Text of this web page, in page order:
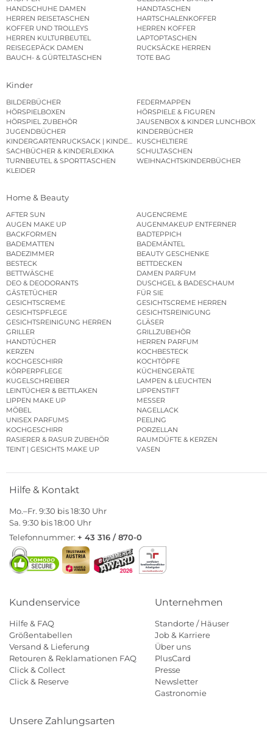
HANDSCHUHE DAMEN
HANDTASCHEN
HERREN REISETASCHEN
HARTSCHALENKOFFER
KOFFER UND TROLLEYS
HERREN KOFFER
HERREN KULTURBEUTEL
LAPTOPTASCHEN
REISEGEPÄCK DAMEN
RUCKSÄCKE HERREN
BAUCH- & GÜRTELTASCHEN
TOTE BAG
Kinder
BILDERBÜCHER
FEDERMAPPEN
HÖRSPIELBOXEN
HÖRSPIELE & FIGUREN
HÖRSPIEL ZUBEHÖR
JAUSENBOX & KINDER LUNCHBOX
JUGENDBÜCHER
KINDERBÜCHER
KINDERGARTENRUCKSACK | KINDERGARTENBEUTEL
KUSCHELTIERE
SACHBÜCHER & KINDERLEXIKA
SCHULTASCHEN
TURNBEUTEL & SPORTTASCHEN
WEIHNACHTSKINDERBÜCHER
KLEIDER
Home & Beauty
AFTER SUN
AUGENCREME
AUGEN MAKE UP
AUGENMAKEUP ENTFERNER
BACKFORMEN
BADTEPPICH
BADEMATTEN
BADEMÄNTEL
BADEZIMMER
BEAUTY GESCHENKE
BESTECK
BETTDECKEN
BETTWÄSCHE
DAMEN PARFUM
DEO & DEODORANTS
DUSCHGEL & BADESCHAUM
GÄSTETÜCHER
FÜR SIE
GESICHTSCREME
GESICHTSCREME HERREN
GESICHTSPFLEGE
GESICHTSREINIGUNG
GESICHTSREINIGUNG HERREN
GLÄSER
GRILLER
GRILLZUBEHÖR
HANDTÜCHER
HERREN PARFUM
KERZEN
KOCHBESTECK
KOCHGESCHIRR
KOCHTÖPFE
KÖRPERPFLEGE
KÜCHENGERÄTE
KUGELSCHREIBER
LAMPEN & LEUCHTEN
LEINTÜCHER & BETTLAKEN
LIPPENSTIFT
LIPPEN MAKE UP
MESSER
MÖBEL
NAGELLACK
UNISEX PARFUMS
PEELING
KOCHGESCHIRR
PORZELLAN
RASIERER & RASUR ZUBEHÖR
RAUMDÜFTE & KERZEN
TEINT | GESICHTS MAKE UP
VASEN
Hilfe & Kontakt
Mo.–Fr. 9:30 bis 18:30 Uhr
Sa. 9:30 bis 18:00 Uhr
Telefonnummer: + 43 316 / 870-0
Kundenservice
Hilfe & FAQ
Größentabellen
Versand & Lieferung
Retouren & Reklamationen FAQ
Click & Collect
Click & Reserve
Unternehmen
Standorte / Häuser
Job & Karriere
Über uns
PlusCard
Presse
Newsletter
Gastronomie
Unsere Zahlungsarten